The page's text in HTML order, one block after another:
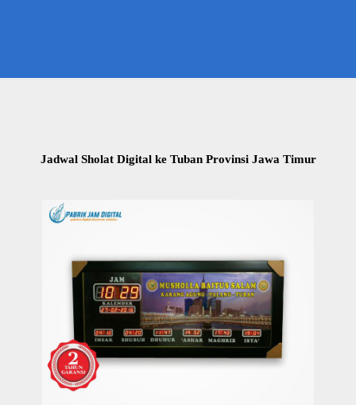
Jadwal Sholat Digital ke Tuban Provinsi Jawa Timur